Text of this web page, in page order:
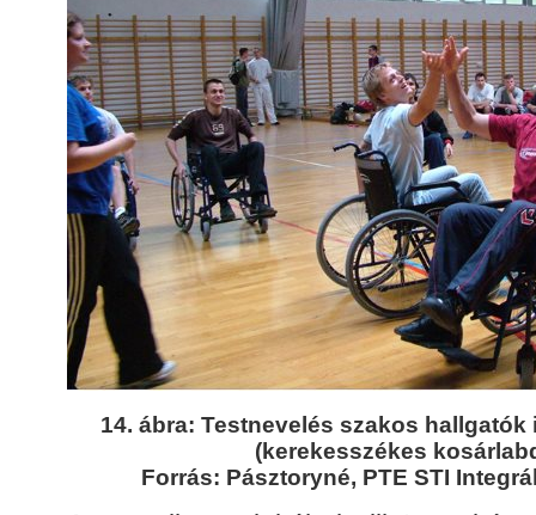
14. ábra: Testnevelés szakos
(kerekesszékes
Forrás: Pásztoryné, PTE STI